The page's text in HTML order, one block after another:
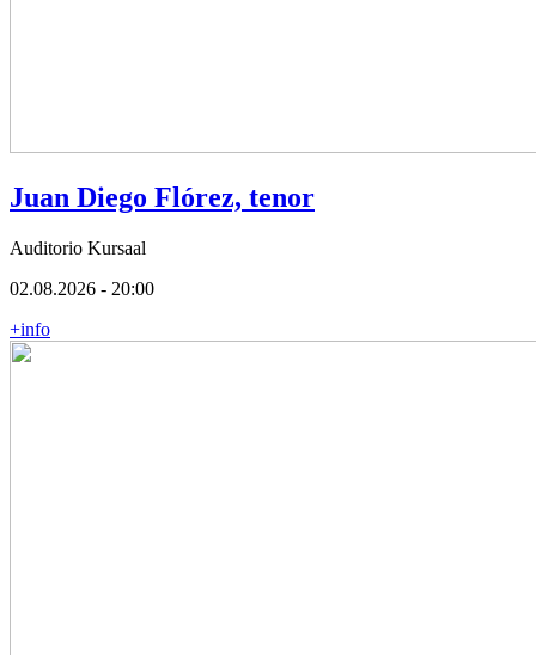
Juan Diego Flórez, tenor
Auditorio Kursaal
02.08.2026 - 20:00
+info